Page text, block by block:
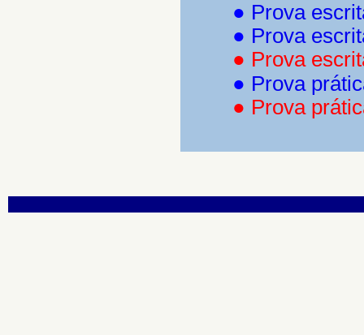
● Prova
● Prova
● Prova
● Prova
● Prova